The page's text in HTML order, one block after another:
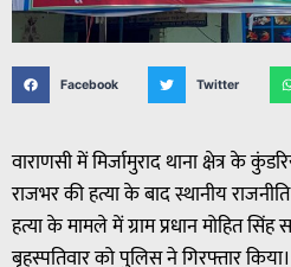
Facebook Twitter
वाराणसी में मिर्जामुराद थाना क्षेत्र के
राजभर की हत्या के बाद स्थानीय
हत्या के मामले में ग्राम प्रधान मोहित
बृहस्पतिवार को पुलिस ने गिरफ्तार